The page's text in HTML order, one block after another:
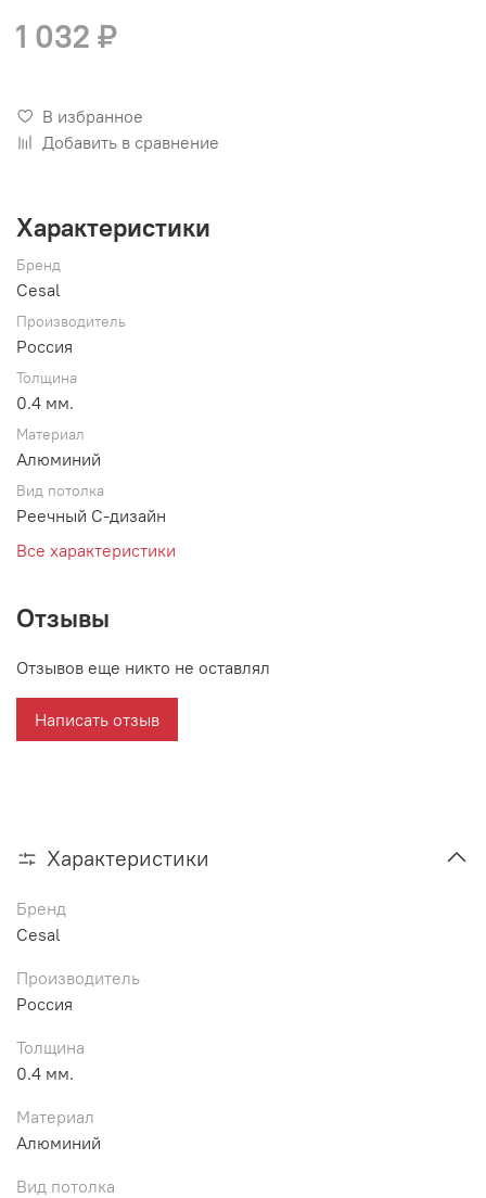
1 032 ₽
В избранное
Добавить в сравнение
Характеристики
Бренд
Cesal
Производитель
Россия
Толщина
0.4 мм.
Материал
Алюминий
Вид потолка
Реечный С-дизайн
Все характеристики
Отзывы
Отзывов еще никто не оставлял
Написать отзыв
Характеристики
Бренд
Cesal
Производитель
Россия
Толщина
0.4 мм.
Материал
Алюминий
Вид потолка